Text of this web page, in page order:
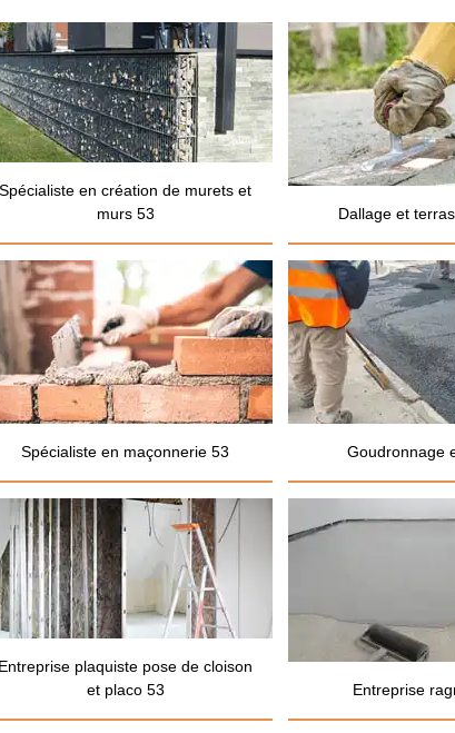
Spécialiste en création de murets et
murs 53
Dallage et
Spécialiste en maçonnerie 53 Goudronnage
Entreprise plaquiste pose de cloison
et placo 53
Entreprise